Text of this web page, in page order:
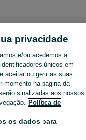
privacidade
e/ou acedemos a
únicos em
aceitar ou gerir as suas
momento na página da
sinalizadas aos nossos
Política de
os dados para